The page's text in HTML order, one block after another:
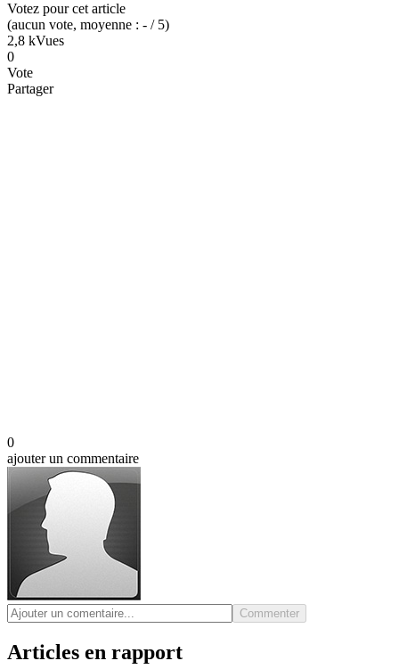
Votez pour cet article
(aucun vote, moyenne : - / 5)
2,8 kVues
0
Vote
Partager
0
ajouter un commentaire
Commenter
Articles en rapport